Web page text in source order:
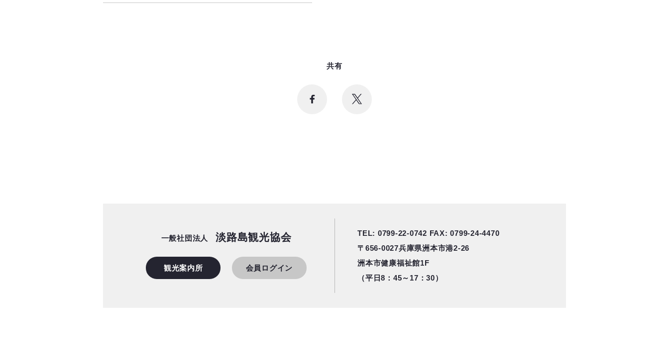
共有
一般社団法人 淡路島観光協会
観光案内所 会員ログイン
TEL: 0799-22-0742 FAX: 0799-24-4470
〒656-0027兵庫県洲本市港2-26
洲本市健康福祉館1F
（平日8：45～17：30）